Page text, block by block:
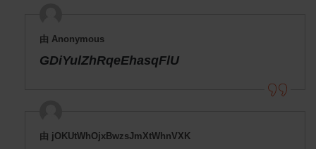
由 Anonymous
GDiYulZhRqeEhasqFlU
由 jOKUtWhOjxBwzsJmXtWhnVXK